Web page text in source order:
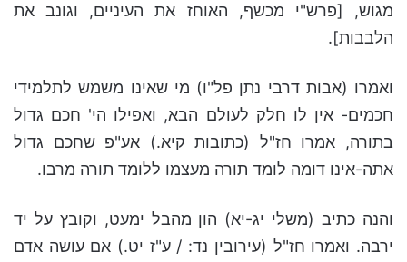
מגוש, [פרש"י מכשף, האוחז את העיניים, וגונב את
הלבבות].
ואמרו (אבות דרבי נתן פל"ו) מי שאינו משמש לתלמידי
חכמים- אין לו חלק לעולם הבא, ואפילו הי' חכם גדול
בתורה, אמרו חז"ל (כתובות קיא.) אע"פ שחכם גדול
אתה-אינו דומה לומד תורה מעצמו ללומד תורה מרבו.
והנה כתיב (משלי יג-יא) הון מהבל ימעט, וקובץ על יד
ירבה. ואמרו חז"ל (עירובין נד: / ע"ז יט.) אם עושה אדם